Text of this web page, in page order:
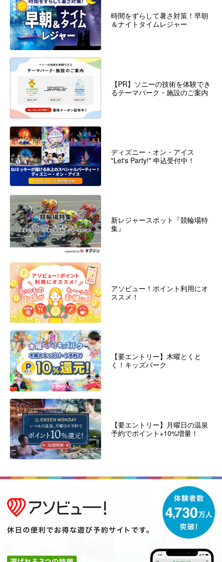
時間をずらして暑さ対策！早朝
＆ナイトタイムレジャー
【PR】ソニーの技術を体験でき
るテーマパーク・施設のご案内
ディズニー・オン・アイス
"Let's Party!" 申込受付中！
新レジャースポット『競輪場特
集』
アソビュー！ポイント利用にオ
ススメ！
【要エントリー】木曜とくと
く！キッズパーク
【要エントリー】月曜日の温泉
予約でポイント+10%増量！